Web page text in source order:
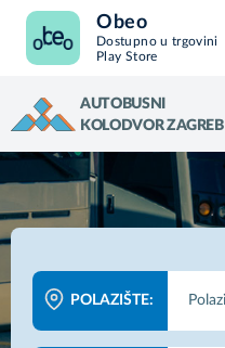
Obeo
Dostupno u trgovini
Play Store
AUTOBUSNI
KOLODVOR ZAGREB
POLAZIŠTE: